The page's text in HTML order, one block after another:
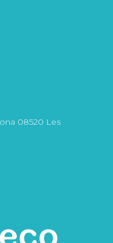
08520 Les